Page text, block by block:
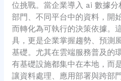
位挑戰。當企業導入 ai 數據
部門、不同平台中的資料，開
而轉化為可執行的決策依據。
具，更是企業掌握趨勢、預測
基礎。尤其在雲端服務普及的
有基礎設施都集中在本地，而
讓資料處理、應用部署與跨部